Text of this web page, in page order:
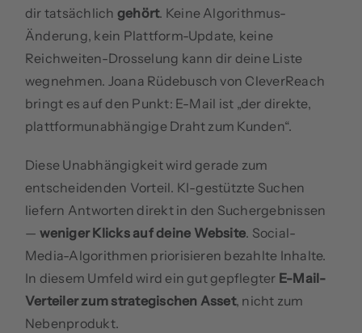
dir tatsächlich gehört. Keine Algorithmus-
Änderung, kein Plattform-Update, keine
Reichweiten-Drosselung kann dir deine Liste
wegnehmen. Joana Rüdebusch von CleverReach
bringt es auf den Punkt: E-Mail ist „der direkte,
plattformunabhängige Draht zum Kunden“.
Diese Unabhängigkeit wird gerade zum
entscheidenden Vorteil. KI-gestützte Suchen
liefern Antworten direkt in den Suchergebnissen
— weniger Klicks auf deine Website. Social-
Media-Algorithmen priorisieren bezahlte Inhalte.
In diesem Umfeld wird ein gut gepflegter E-Mail-
Verteiler zum strategischen Asset, nicht zum
Nebenprodukt.